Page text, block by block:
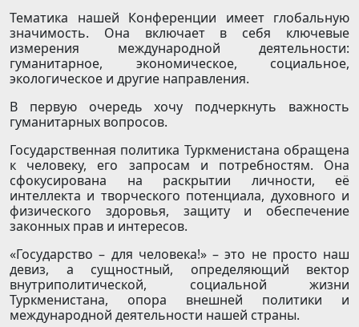
Тематика нашей Конференции имеет глобальную
значимость. Она включает в себя ключевые
измерения международной деятельности:
гуманитарное, экономическое, социальное,
экологическое и другие направления.
В первую очередь хочу подчеркнуть важность
гуманитарных вопросов.
Государственная политика Туркменистана обращена
к человеку, его запросам и потребностям. Она
сфокусирована на раскрытии личности, её
интеллекта и творческого потенциала, духовного и
физического здоровья, защиту и обеспечение
законных прав и интересов.
«Государство – для человека!» – это не просто наш
девиз, а сущностный, определяющий вектор
внутриполитической, социальной жизни
Туркменистана, опора внешней политики и
международной деятельности нашей страны.